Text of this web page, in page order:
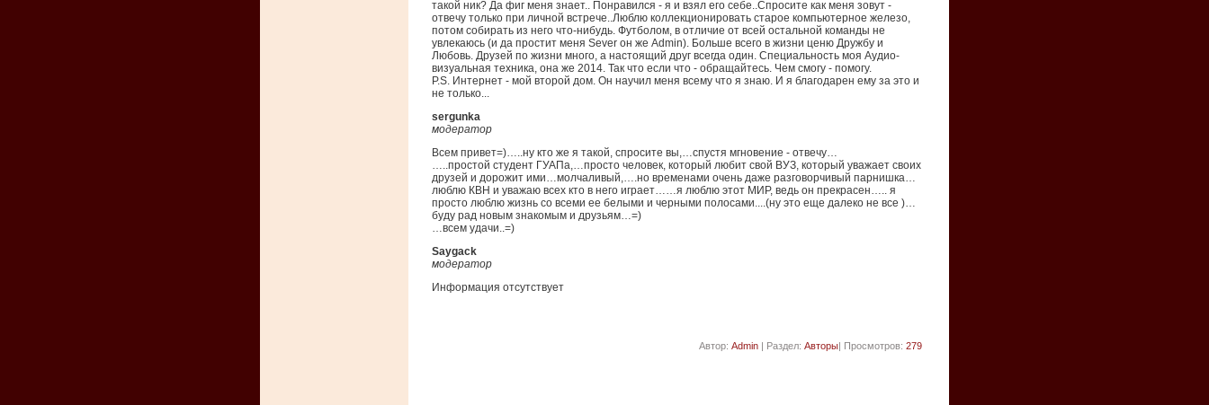
такой ник? Да фиг меня знает.. Понравился - я и взял его себе..Спросите как меня зовут -
отвечу только при личной встрече..Люблю коллекционировать старое компьютерное железо,
потом собирать из него что-нибудь. Футболом, в отличие от всей остальной команды не
увлекаюсь (и да простит меня Sever он же Admin). Больше всего в жизни ценю Дружбу и
Любовь. Друзей по жизни много, а настоящий друг всегда один. Специальность моя Аудио-
визуальная техника, она же 2014. Так что если что - обращайтесь. Чем смогу - помогу.
P.S. Интернет - мой второй дом. Он научил меня всему что я знаю. И я благодарен ему за это и
не только...
sergunka
модератор
Всем привет=)…..ну кто же я такой, спросите вы,…спустя мгновение - отвечу…
…..простой студент ГУАПа,…просто человек, который любит свой ВУЗ, который уважает своих
друзей и дорожит ими…молчаливый,….но временами очень даже разговорчивый парнишка…
люблю КВН и уважаю всех кто в него играет……я люблю этот МИР, ведь он прекрасен….. я
просто люблю жизнь со всеми ее белыми и черными полосами....(ну это еще далеко не все )…
буду рад новым знакомым и друзьям…=)
…всем удачи..=)
Saygack
модератор
Информация отсутствует
Автор: Admin | Раздел: Авторы| Просмотров: 279